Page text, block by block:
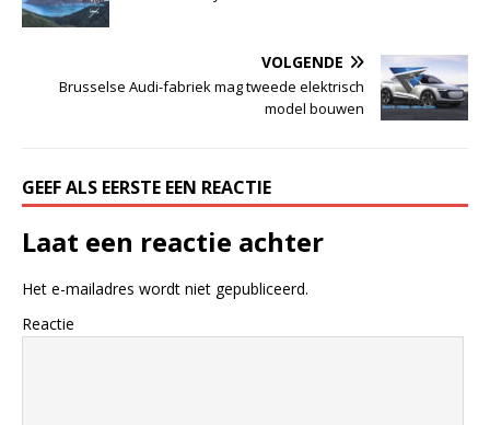
VOLGENDE
Brusselse Audi-fabriek mag tweede elektrisch
model bouwen
GEEF ALS EERSTE EEN REACTIE
Laat een reactie achter
Het e-mailadres wordt niet gepubliceerd.
Reactie